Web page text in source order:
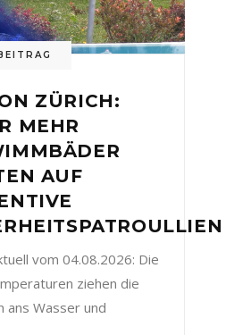
ZÜRICH:
MEHR
AUF
vom 04.08.2026: Die
ziehen die
ans Wasser und